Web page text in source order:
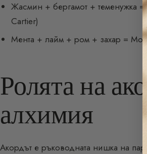
Жасмин + бергамот + теменужка
Cartier)
Мента + лайм + ром + захар =
Ролята на
алхимия
Акордът е ръководната нишка на